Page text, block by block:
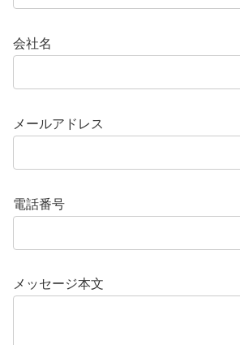
会社名
メールアドレス
電話番号
メッセージ本文